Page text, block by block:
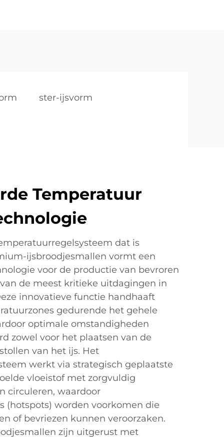
ster-ijsvorm
Temperatuur
dat is
ijsbroodjesmallen vormt een
voor de productie van bevroren
de meest kritieke uitdagingen in
innovatieve functie handhaaft
gedurende het gehele
optimale omstandigheden
zowel voor het plaatsen van de
van het ijs. Het
werkt via strategisch geplaatste
vloeistof met zorgvuldig
circuleren, waardoor
(hotspots) worden voorkomen die
of bevriezen kunnen veroorzaken.
zijn uitgerust met